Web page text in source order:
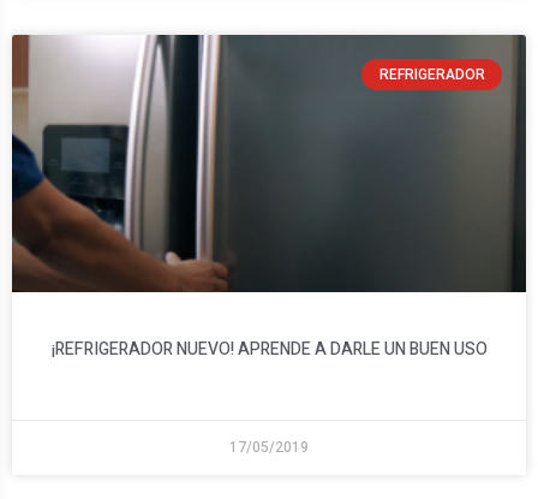
REFRIGERADOR
¡REFRIGERADOR NUEVO! APRENDE A DARLE UN BUEN USO
17/05/2019